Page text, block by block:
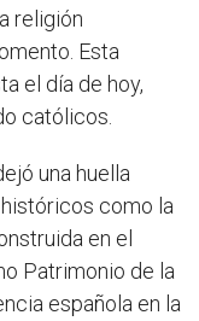
religión
Esta
el día de hoy,
católicos.
una huella
como la
en el
Patrimonio de la
española en la